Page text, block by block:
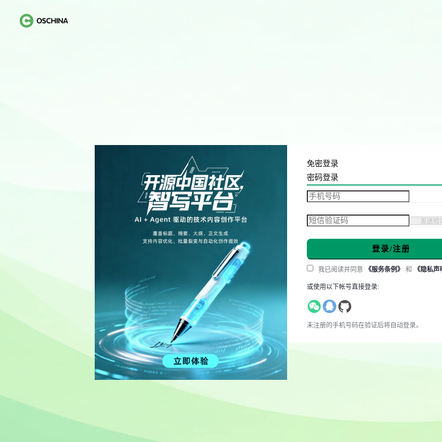
免密登录
密码登录
发送验
登录/注册
我已阅读并同意 《服务条例》 和 《隐私声
或使用以下帐号直接登录:
未注册的手机号码在验证后将自动登录。